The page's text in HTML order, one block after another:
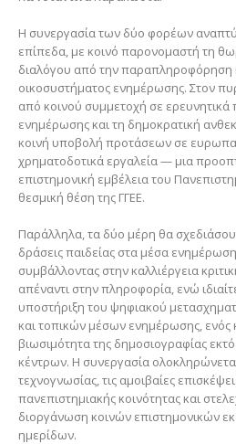
Η συνεργασία των δύο φορέων
επίπεδα, με κοινό παρονομαστή τη
διαλόγου από την παραπληροφόρηση
οικοσυστήματος ενημέρωσης. Στον
από κοινού συμμετοχή σε
ενημέρωσης και τη δημοκρατική
κοινή υποβολή προτάσεων σε
χρηματοδοτικά εργαλεία — μια
επιστημονική εμβέλεια του
θεσμική θέση της ΓΓΕΕ.
Παράλληλα, τα δύο μέρη θα
δράσεις παιδείας στα μέσα
συμβάλλοντας στην καλλιέργεια
απέναντι στην πληροφορία, ενώ
υποστήριξη του ψηφιακού
και τοπικών μέσων ενημέρωσης, ενός
βιωσιμότητα της δημοσιογραφίας
κέντρων. Η συνεργασία
τεχνογνωσίας, τις αμοιβαίες
πανεπιστημιακής κοινότητας και
διοργάνωση κοινών επιστημονικών
ημερίδων.